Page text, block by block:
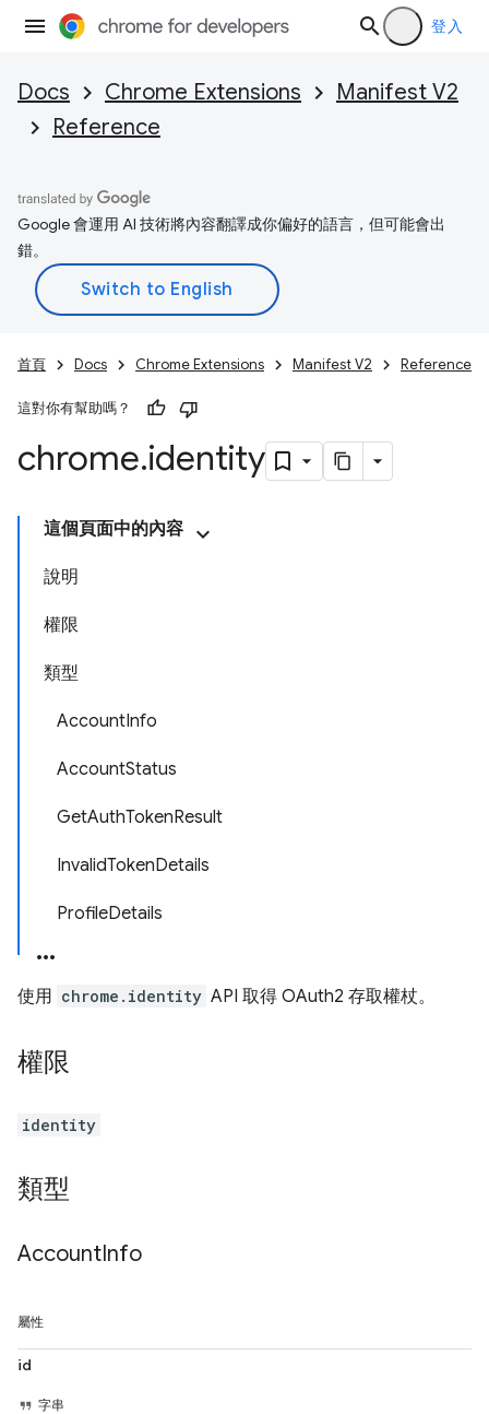
登入
Docs Chrome Extensions
Manifest V2
Reference
Google 會運用 AI 技術將內容翻譯成你偏好的語言，但可能會出
錯。
首頁 Docs Chrome Extensions Manifest V2 Reference
這對你有幫助嗎？
chrome.identity
這個頁面中的內容
說明
權限
類型
AccountInfo
AccountStatus
GetAuthTokenResult
InvalidTokenDetails
ProfileDetails
使用 chrome.identity API 取得 OAuth2 存取權杖。
權限
identity
類型
AccountInfo
屬性
id
字串